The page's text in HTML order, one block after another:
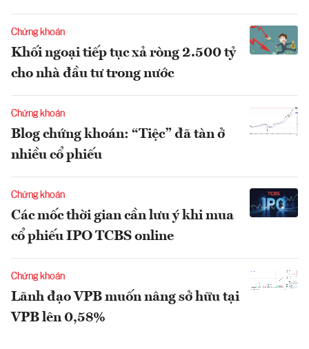
Chứng khoán
Khối ngoại tiếp tục xả ròng 2.500 tỷ
cho nhà đầu tư trong nước
Chứng khoán
Blog chứng khoán: “Tiệc” đã tàn ở
nhiều cổ phiếu
Chứng khoán
Các mốc thời gian cần lưu ý khi mua
cổ phiếu IPO TCBS online
Chứng khoán
Lãnh đạo VPB muốn nâng sở hữu tại
VPB lên 0,58%